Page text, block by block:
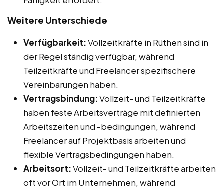
Weitere Unterschiede
Verfügbarkeit:Vollzeitkräfte in Rüthen sind in
der Regel ständig verfügbar, während
Teilzeitkräfte und Freelancer spezifischere
Vereinbarungen haben.
Vertragsbindung:Vollzeit- und Teilzeitkräfte
haben feste Arbeitsverträge mit definierten
Arbeitszeiten und -bedingungen, während
Freelancer auf Projektbasis arbeiten und
flexible Vertragsbedingungen haben.
Arbeitsort:Vollzeit- und Teilzeitkräfte arbeiten
oft vor Ort im Unternehmen, während